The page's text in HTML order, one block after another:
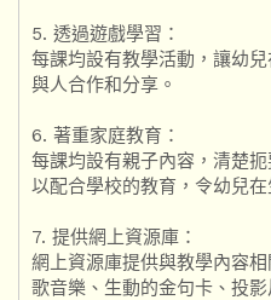
5. 透過遊戲學習：
每課均設有教學活動，讓幼
與人合作和分享。
6. 著重家庭教育：
每課均設有親子內容，清楚
以配合學校的教育，令幼兒
7. 提供網上資源庫：
網上資源庫提供與教學內容
歌音樂、生動的金句卡、投